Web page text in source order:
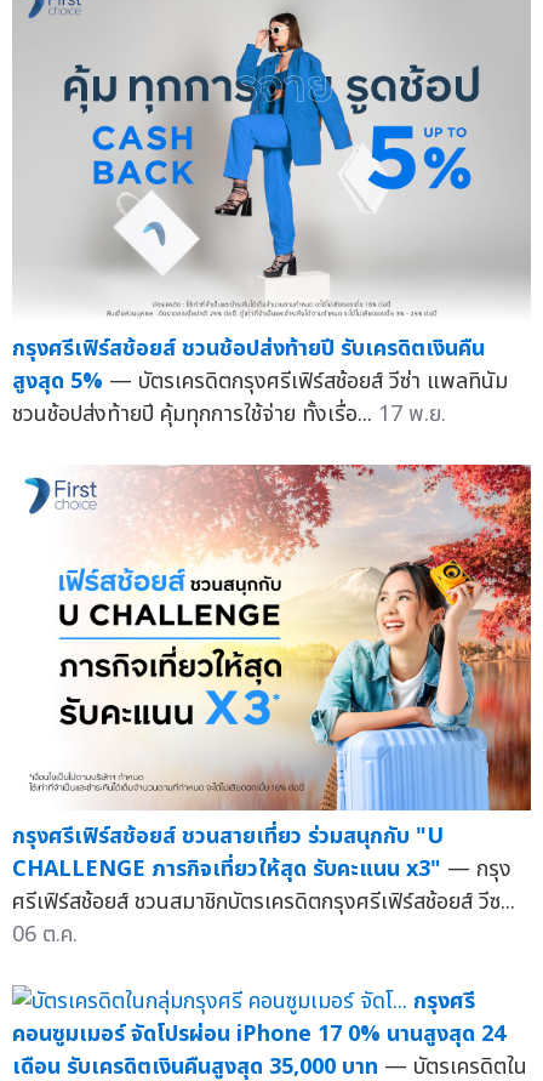
กรุงศรีเฟิร์สช้อยส์ ชวนช้อปส่งท้ายปี รับเครดิตเงินคืน
สูงสุด 5% — บัตรเครดิตกรุงศรีเฟิร์สช้อยส์ วีซ่า แพลทินัม
ชวนช้อปส่งท้ายปี คุ้มทุกการใช้จ่าย ทั้งเรื่อ... 17 พ.ย.
กรุงศรีเฟิร์สช้อยส์ ชวนสายเที่ยว ร่วมสนุกกับ "U
CHALLENGE ภารกิจเที่ยวให้สุด รับคะแนน x3" — กรุง
ศรีเฟิร์สช้อยส์ ชวนสมาชิกบัตรเครดิตกรุงศรีเฟิร์สช้อยส์ วีซ...
06 ต.ค.
กรุงศรี
คอนซูมเมอร์ จัดโปรผ่อน iPhone 17 0% นานสูงสุด 24
เดือน รับเครดิตเงินคืนสูงสุด 35,000 บาท — บัตรเครดิตใน